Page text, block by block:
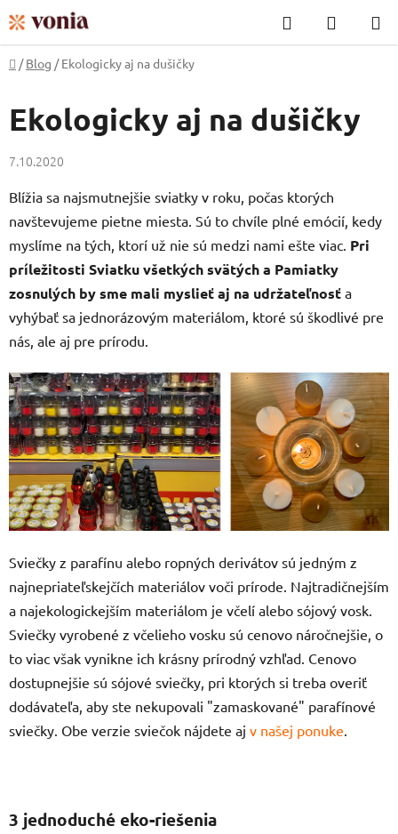
na
obsah
Hľadať
KOŠÍK
Domov
/ Blog / Ekologicky aj na dušičky
Ekologicky aj na dušičky
7.10.2020
Blížia sa najsmutnejšie sviatky v roku, počas ktorých
navštevujeme pietne miesta. Sú to chvíle plné emócií, kedy
myslíme na tých, ktorí už nie sú medzi nami ešte viac. Pri
príležitosti Sviatku všetkých svätých a Pamiatky
zosnulých by sme mali myslieť aj na udržateľnosť a
vyhýbať sa jednorázovým materiálom, ktoré sú škodlivé pre
nás, ale aj pre prírodu.
Sviečky z parafínu alebo ropných derivátov sú jedným z
najnepriateľskejčích materiálov voči prírode. Najtradičnejším
a najekologickejším materiálom je včelí alebo sójový vosk.
Sviečky vyrobené z včelieho vosku sú cenovo náročnejšie, o
to viac však vynikne ich krásny prírodný vzhľad. Cenovo
dostupnejšie sú sójové sviečky, pri ktorých si treba overiť
dodávateľa, aby ste nekupovali "zamaskované" parafínové
sviečky. Obe verzie sviečok nájdete aj v našej ponuke
3 jednoduché eko-riešenia